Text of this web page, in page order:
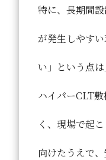
特に、長期間
が発生しやす
い」という点は
ハイパーCLT
く、現場で起
向けたうえで